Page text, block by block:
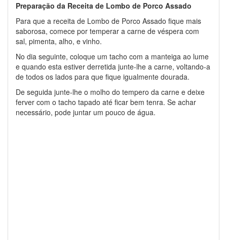
Preparação da Receita de Lombo de Porco Assado
Para que a receita de Lombo de Porco Assado fique mais
saborosa, comece por temperar a carne de véspera com
sal, pimenta, alho, e vinho.
No dia seguinte, coloque um tacho com a manteiga ao lume
e quando esta estiver derretida junte-lhe a carne, voltando-a
de todos os lados para que fique igualmente dourada.
De seguida junte-lhe o molho do tempero da carne e deixe
ferver com o tacho tapado até ficar bem tenra. Se achar
necessário, pode juntar um pouco de água.